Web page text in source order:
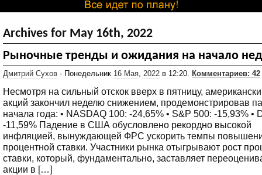
Archives for May 16th, 2022
Рыночные тренды и ожидания на начало
Дмитрий Сухов - Понедельник 16 Мая, 2022 в 12:20. Комментариев: 42
Несмотря на сильный отскок вверх в пятницу,
акций закончил неделю снижением, продемонстрировав
начала года: • NASDAQ 100: -24,65% • S&P 500: -15,93% •
-11,59% Падение в США обусловлено рекордно высокой
инфляцией, вынуждающей ФРС ускорить темпы
процентной ставки. Участники рынка отыгрывают рост
ставки, который, фундаментально, заставляет
акции в […]